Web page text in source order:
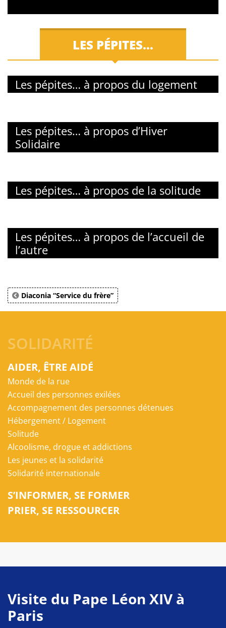
LES PÉPITES…
Les pépites… à propos du logement
Les pépites… à propos d’Hiver
Solidaire
Les pépites… à propos de la solitude
Les pépites… à propos de l’accueil de
l’autre
Diaconia “Service du frère”
SOLIDARITÉ
AIDER, ÊTRE AIDÉ
Monde de la rue
Accueil des personnes exilées
Accompagnement des personnes détenues
Hébergement / Logement
Solitude
Alcoolisme, drogue et addictions
Les jeunes et la solidarité
Solidarité internationale
S’INFORMER, SE FORMER
PRIER, SE RESSOURCER
Visite du Pape Léon XIV à
Paris